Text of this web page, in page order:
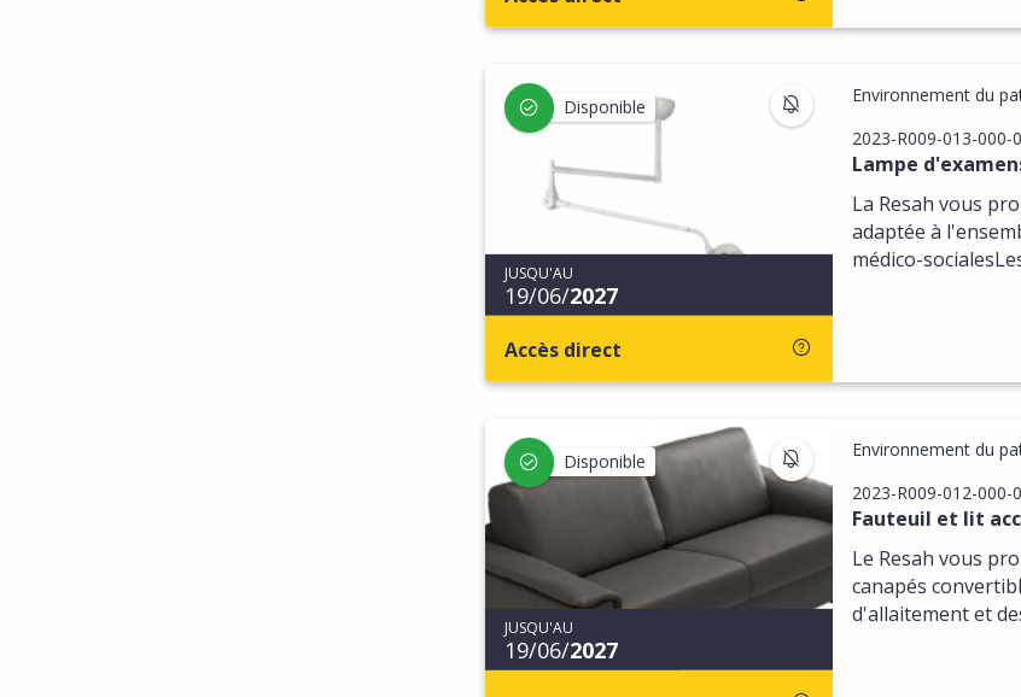
Disponible S'INSCRIRE AUX MISES
JUSQU'AU
19/06/2027
Accès direct
Environnement du
2023-R009-013-000-
Lampe
La Resah vous
adaptée à
médico-
Disponible S'INSCRIRE AUX MISES
JUSQU'AU
19/06/2027
Environnement du
2023-R009-012-000-
Fauteuil et lit
Le Resah vous
canapés
d'allaitement et